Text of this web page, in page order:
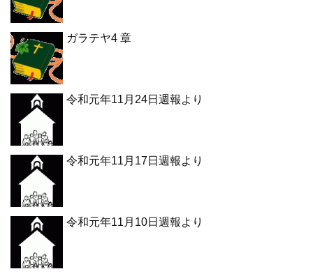
ガラテヤ4 章
令和元年11月24日週報より
令和元年11月17日週報より
令和元年11月10日週報より